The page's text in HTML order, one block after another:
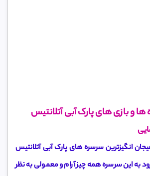
و بازی های پارک آبی آتلانتیس
انگیزترین سرسره های پارک آبی آتلانتیس
به این سرسره همه چیز آرام و معمولی به نظر